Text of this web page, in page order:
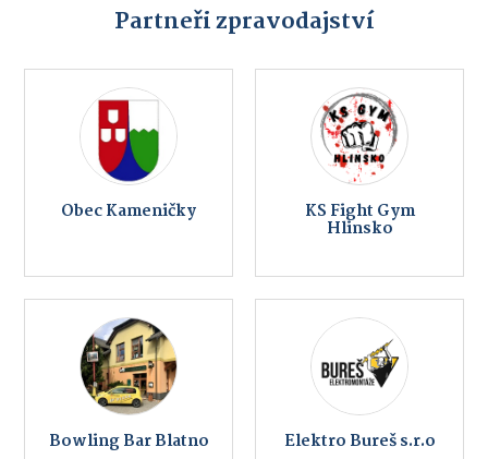
Partneři zpravodajství
Obec Kameničky KS Fight Gym
Hlinsko
Bowling Bar Blatno Elektro Bureš s.r.o